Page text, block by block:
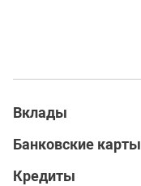
Вклады
Банковские карты
Кредиты